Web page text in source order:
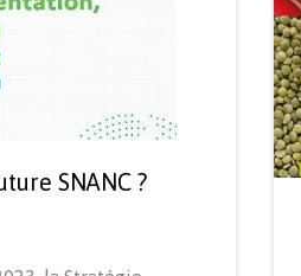
SNANC ?